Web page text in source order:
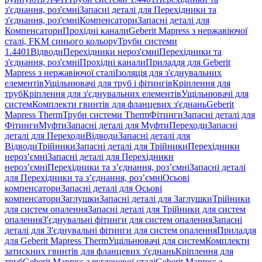
з'єднання, роз'ємніЗапасні деталі для Перехідники та
з'єднання, роз'ємніКомпенсаториЗапасні деталі для
КомпенсаториПрохідні каналиGeberit Mapress з нержавіючої
сталі, FKM синього кольоруТруби системи
1.4401ВідводиПерехідники нероз'ємніПерехідники та
з'єднання, роз'ємніПрохідні каналиПриладдя для Geberit
Mapress з нержавіючої сталіІзоляція для з'єднувальних
елементівУщільнювачі для труб і фітингівКріплення для
трубКріплення для з'єднувальних елементівУщільнювачі для
системКомплекти гвинтів для фланцевих з'єднаньGeberit
Mapress ThermТруби системи ThermФітингиЗапасні деталі для
ФітингиМуфтиЗапасні деталі для МуфтиПереходиЗапасні
деталі для ПереходиВідводиЗапасні деталі для
ВідводиТрійникиЗапасні деталі для ТрійникиПерехідники
нероз’ємніЗапасні деталі для Перехідники
нероз’ємніПерехідники та з’єднання, роз’ємніЗапасні деталі
для Перехідники та з’єднання, роз’ємніОсьові
компенсаториЗапасні деталі для Осьові
компенсаториЗаглушкиЗапасні деталі для ЗаглушкиТрійники
для систем опаленняЗапасні деталі для Трійники для систем
опаленняЗ'єднувальні фітинги для систем опаленняЗапасні
деталі для З'єднувальні фітинги для систем опаленняПриладдя
для Geberit Mapress ThermУщільнювачі для системКомплекти
затискних гвинтів для фланцевих з'єднаньКріплення для